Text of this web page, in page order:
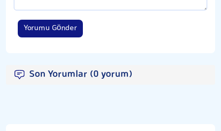
Yorumu Gönder
Son Yorumlar (0 yorum)